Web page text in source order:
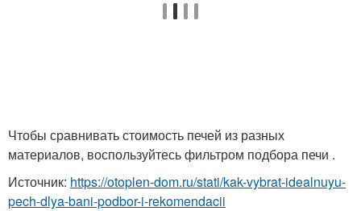
Чтобы сравнивать стоимость печей из разных
материалов, воспользуйтесь фильтром подбора печи .
Источник: https://otoplen-dom.ru/stati/kak-vybrat-idealnuyu-
pech-dlya-bani-podbor-i-rekomendacii